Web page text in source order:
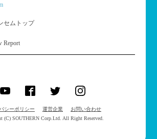
セムトップ
Report
シーポリシー 運営企業
お問い合わせ
(C) SOUTHERN Corp.Ltd. All Right Reserved.